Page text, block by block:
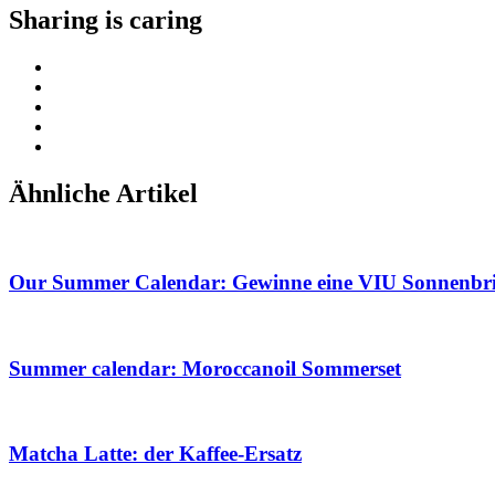
Sharing is caring
Ähnliche Artikel
Our Summer Calendar: Gewinne eine VIU
Summer calendar: Moroccanoil Sommerset
Matcha Latte: der Kaffee-Ersatz